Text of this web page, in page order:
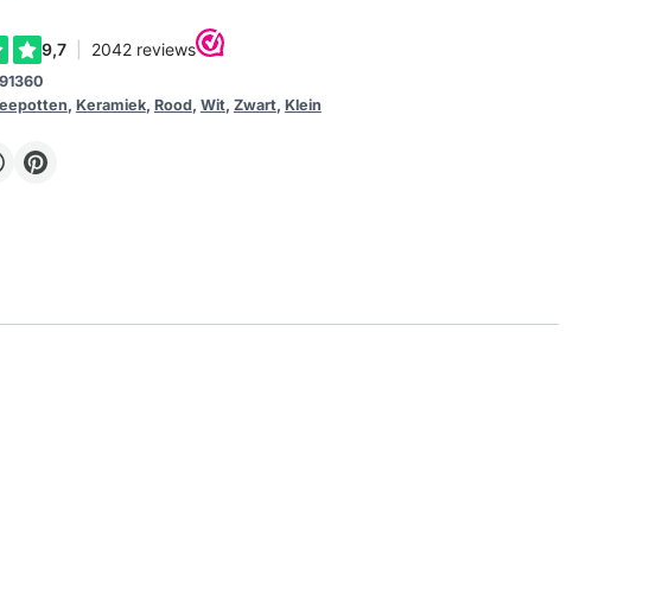
91360
, Keramiek, Rood, Wit, Zwart, Klein